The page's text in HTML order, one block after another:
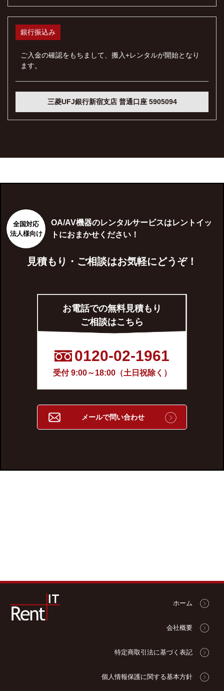
銀行振込み
ご入金の確認をもちまして、搬入+レンタルが開始となり
ます。
三菱UFJ銀行新宿支店 普通口座 5905094
全国対応
法人様向け
OA/AV機器のレンタルサービスはレントイッ
トにおまかせください！
見積もり・ご相談はお気軽にどうぞ！
お電話での無料見積もり
ご相談はこちら
0120-02-1961
受付 9:00～18:00（土日祝除く）
メールで問い合わせ
ホーム
会社概要
特定商取引法に基づく表記
個人情報保護に関する基本方針